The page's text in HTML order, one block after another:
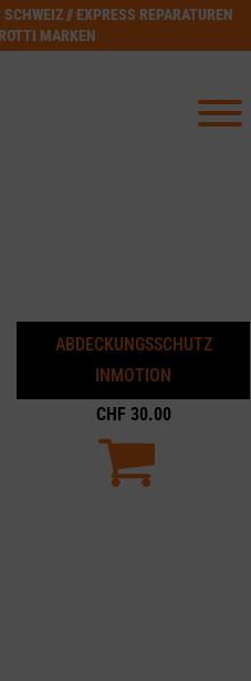
// EXPRESS REPARATUREN
MARKEN
ABDECKUNGSSCHUTZ
INMOTION
CHF 30.00